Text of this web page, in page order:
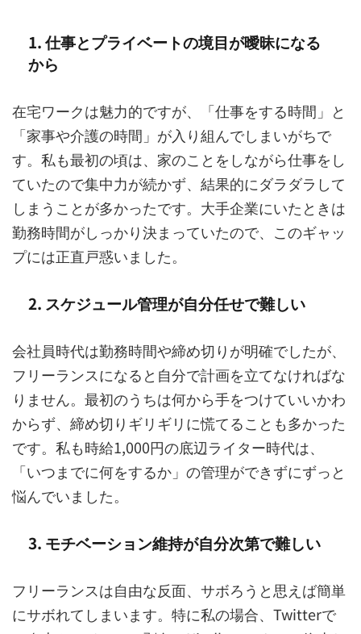
1. 仕事とプライベートの境目が曖昧になる
から
在宅ワークは魅力的ですが、「仕事をする時間」と
「家事や介護の時間」が入り組んでしまいがちで
す。私も最初の頃は、家のことをしながら仕事をし
ていたので集中力が続かず、結果的にダラダラして
しまうことが多かったです。大手企業にいたときは
勤務時間がしっかり決まっていたので、このギャッ
プには正直戸惑いました。
2. スケジュール管理が自分任せで難しい
会社員時代は勤務時間や締め切りが明確でしたが、
フリーランスになると自分で計画を立てなければな
りません。最初のうちは何から手をつけていいかわ
からず、締め切りギリギリに慌てることも多かった
です。私も時給1,000円の底辺ライター時代は、
「いつまでに何をするか」の管理ができずにずっと
悩んでいました。
3. モチベーション維持が自分次第で難しい
フリーランスは自由な反面、サボろうと思えば簡単
にサボれてしまいます。特に私の場合、Twitterで